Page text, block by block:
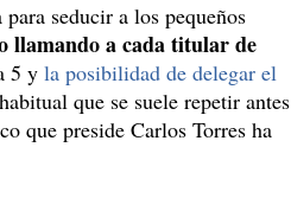
seducir a los pequeños
llamando a cada titular de
5 y la posibilidad de delegar el
que se suele repetir antes
que preside Carlos Torres ha